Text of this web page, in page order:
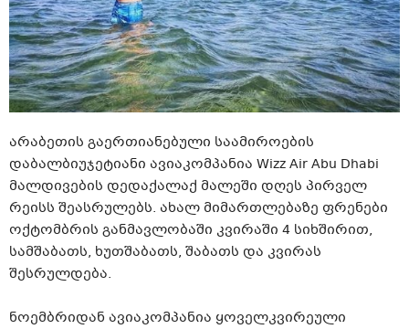
არაბეთის გაერთიანებული საამიროების
დაბალბიუჯეტიანი ავიაკომპანია Wizz Air Abu Dhabi
მალდივების დედაქალაქ მალეში დღეს პირველ
რეისს შეასრულებს. ახალ მიმართლებაზე ფრენები
ოქტომბრის განმავლობაში კვირაში 4 სიხშირით,
სამშაბათს, ხუთშაბათს, შაბათს და კვირას
შესრულდება.
ნოემბრიდან ავიაკომპანია ყოველკვირეული